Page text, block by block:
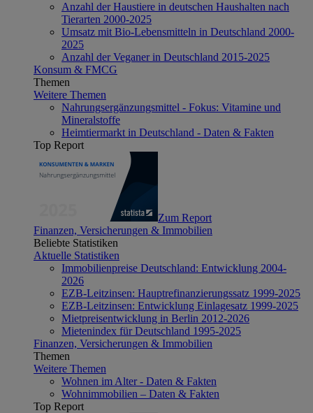
Anzahl der Haustiere in deutschen Haushalten nach
Tierarten 2000-2025
Umsatz mit Bio-Lebensmitteln in Deutschland 2000-
2025
Anzahl der Veganer in Deutschland 2015-2025
Konsum & FMCG
Themen
Weitere Themen
Nahrungsergänzungsmittel - Fokus: Vitamine und
Mineralstoffe
Heimtiermarkt in Deutschland - Daten & Fakten
Top Report
Zum Report
Finanzen, Versicherungen & Immobilien
Beliebte Statistiken
Aktuelle Statistiken
Immobilienpreise Deutschland: Entwicklung 2004-
2026
EZB-Leitzinsen: Hauptrefinanzierungssatz 1999-2025
EZB-Leitzinsen: Entwicklung Einlagesatz 1999-2025
Mietpreisentwicklung in Berlin 2012-2026
Mietenindex für Deutschland 1995-2025
Finanzen, Versicherungen & Immobilien
Themen
Weitere Themen
Wohnen im Alter - Daten & Fakten
Wohnimmobilien – Daten & Fakten
Top Report